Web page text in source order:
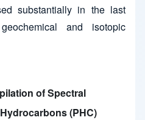
substantially in the last
and isotopic
of Spectral
(PHC)